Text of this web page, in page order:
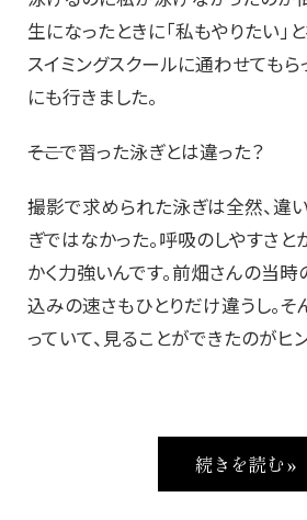
生になったときに「私もやりたい」
スイミングスクールに通わせてもら
にも行きました。
――そこで習った泳ぎとは違った？
撮影で求められた泳ぎは全然、違
ぎではなかった。呼吸のしやすさと
かく力強いんです。前畑さんの当
込みの速さもひとりだけ違うし。
っていて、見ることができたのがヒ
続きを読む »